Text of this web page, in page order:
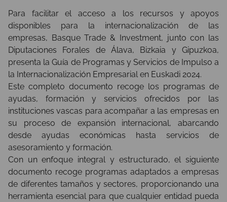
Para facilitar el acceso a los recursos y apoyos
disponibles para la internacionalización de las
empresas, Basque Trade & Investment, junto con las
Diputaciones Forales de Álava, Bizkaia y Gipuzkoa,
presenta la Guía de Programas y Servicios de Impulso a
la Internacionalización Empresarial en Euskadi 2024.
Este completo documento recoge los programas de
ayudas, formación y servicios ofrecidos por las
instituciones vascas para acompañar a las empresas en
su proceso de expansión internacional, abarcando
desde ayudas económicas hasta servicios de
asesoramiento y formación.
Con un enfoque integral y estructurado, el siguiente
documento recoge programas adaptados a empresas
de diferentes tamaños y sectores, proporcionando una
herramienta esencial para que cualquier entidad pueda